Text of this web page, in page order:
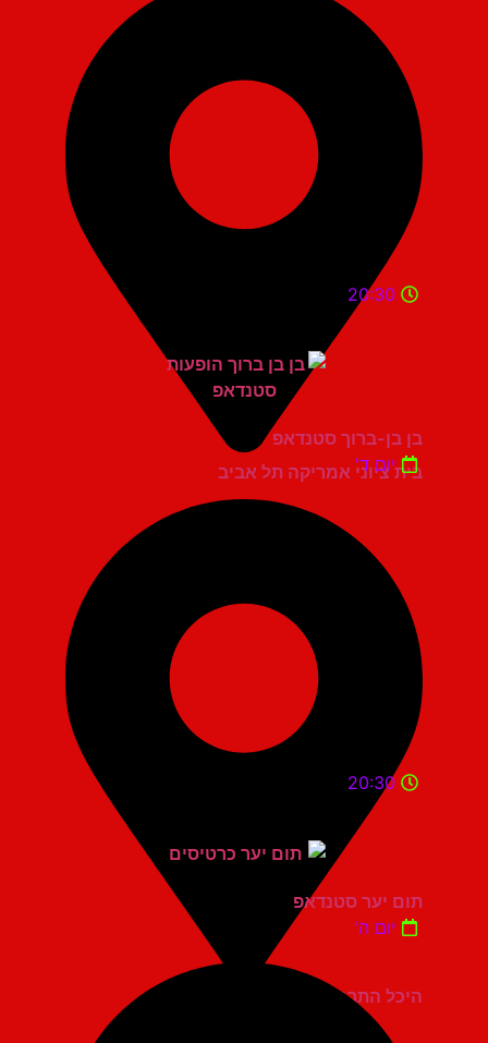
בית ציוני אמריקה תל אביב
20:30
בן בן-ברוך סטנדאפ
יום ד'
היכל התרבות כפר סבא
20:30
תום יער סטנדאפ
יום ה'